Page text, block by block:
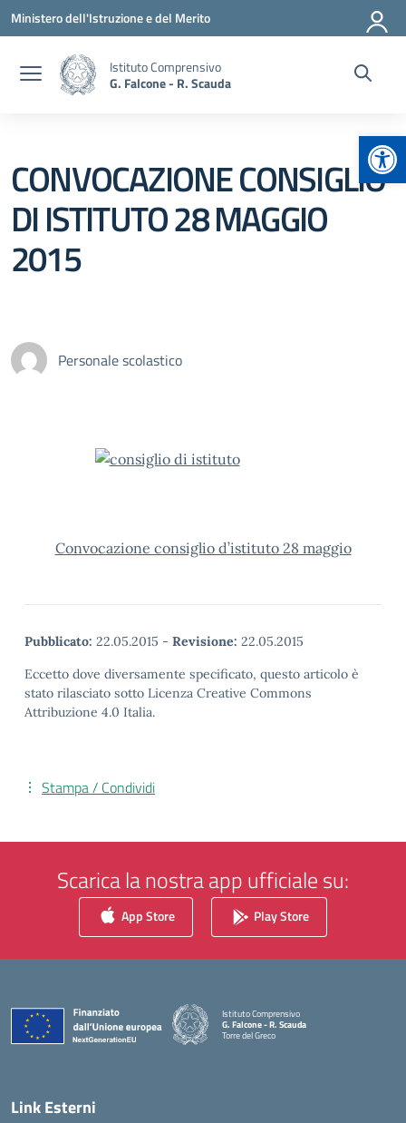
Vai ai contenuti
Vai al menu di navigazione
Vai al footer
Ministero dell'Istruzione e del Merito
Istituto Comprensivo
G. Falcone - R. Scauda
CONVOCAZIONE CONSIGLIO
DI ISTITUTO 28 MAGGIO
2015
Personale scolastico
Convocazione consiglio d’istituto 28 maggio
Pubblicato: 22.05.2015 - Revisione: 22.05.2015
Eccetto dove diversamente specificato, questo articolo è
stato rilasciato sotto Licenza Creative Commons
Attribuzione 4.0 Italia.
Stampa / Condividi
Scarica la nostra app ufficiale su:
App Store Play Store
Istituto Comprensivo
G. Falcone - R. Scauda
Torre del Greco
Link Esterni